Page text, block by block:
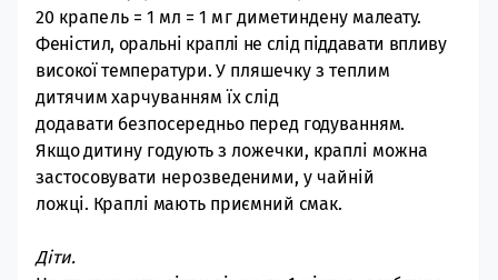
20 крапель = 1 мл = 1 мг диметиндену малеату.
Феністил, оральні краплі не слід піддавати впливу
високої температури.У пляшечку з теплим
дитячим харчуванням їх слід
додавати безпосередньо перед годуванням.
Якщодитину годують з ложечки, краплі можна
застосовувати нерозведеними, у чайній
ложці. Краплі мають приємний смак.
Діти.